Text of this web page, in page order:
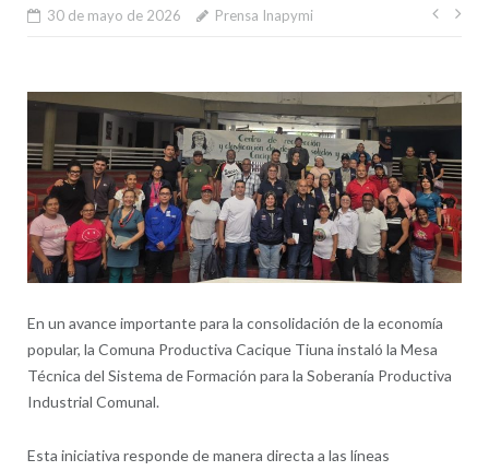
30 de mayo de 2026 Prensa Inapymi
En un avance importante para la consolidación de la economía
popular, la Comuna Productiva Cacique Tiuna instaló la Mesa
Técnica del Sistema de Formación para la Soberanía Productiva
Industrial Comunal.
​Esta iniciativa responde de manera directa a las líneas